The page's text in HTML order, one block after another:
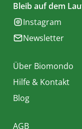
Bleib auf dem
Instagram
Newsletter
Über Biomondo
Hilfe & Kontakt
Blog
AGB